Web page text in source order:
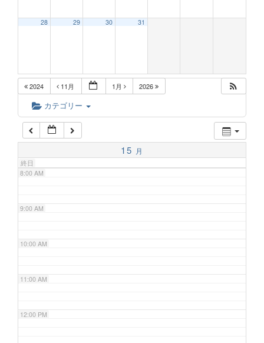
28 29 30 31
2024 11月 1月 2026
カテゴリー
15 月
終日
6:00 AM
7:00 AM
8:00 AM
9:00 AM
10:00 AM
11:00 AM
12:00 PM